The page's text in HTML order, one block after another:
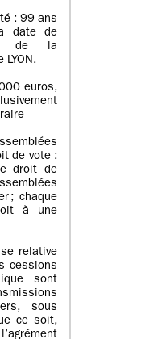
: 99 ans
date de
de la
LYON.
euros,
de vote :
droit de
; chaque
à une
relative
cessions
sont
sous
ce soit,